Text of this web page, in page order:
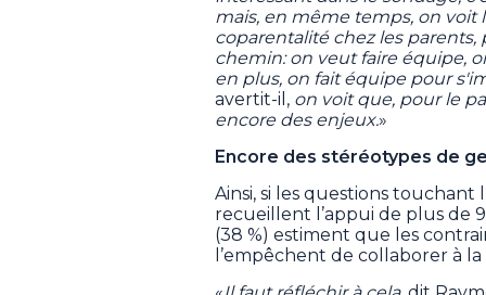
mais, en même temps, on voit
coparentalité chez les
chemin: on veut faire équipe,
en plus, on fait équipe pour
avertit-il, on voit que, pour le
encore des enjeux.»
Encore des stéréotypes de
Ainsi, si les questions touchant
recueillent l’appui de plus de
(38 %) estiment que les
l’empêchent de collaborer à